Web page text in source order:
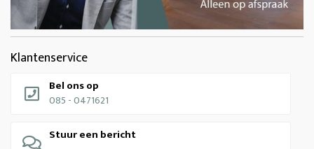
Klantenservice
Bel ons op
085 - 0471621
Stuur een bericht